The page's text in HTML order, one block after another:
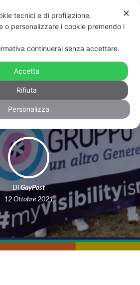
a Gruppo Trans, a
hanno lanciato cibo
addosso”
DiGayPost
12 Ottobre 2021
✕
tecnici e di profilazione.
o personalizzare i cookie premendo i
continuerai senza accettare.
Accetta
Rifiuta
Personalizza